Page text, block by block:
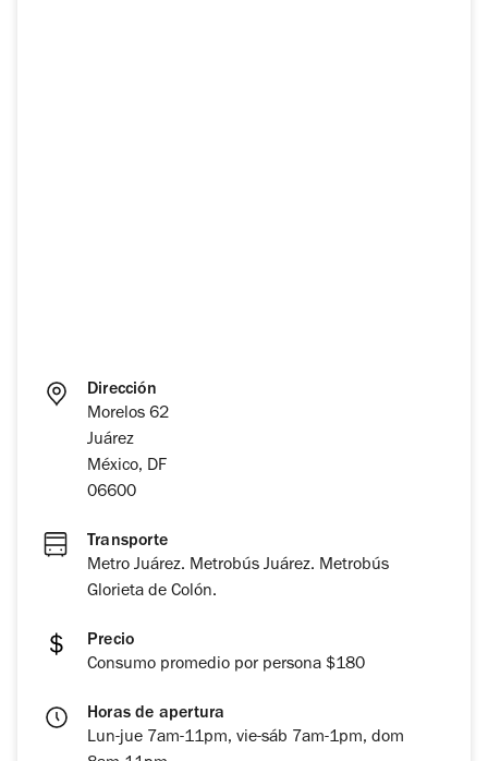
Dirección
Morelos 62
Juárez
México, DF
06600
Transporte
Metro Juárez. Metrobús Juárez. Metrobús
Glorieta de Colón.
Precio
Consumo promedio por persona $180
Horas de apertura
Lun-jue 7am-11pm, vie-sáb 7am-1pm, dom